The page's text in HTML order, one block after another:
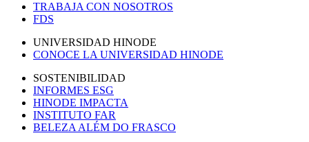
TRABAJA CON NOSOTROS
FDS
UNIVERSIDAD HINODE
CONOCE LA UNIVERSIDAD HINODE
SOSTENIBILIDAD
INFORMES ESG
HINODE IMPACTA
INSTITUTO FAR
BELEZA ALÉM DO FRASCO